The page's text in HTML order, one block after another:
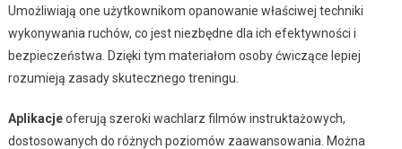
Umożliwiają one użytkownikom opanowanie właściwej techniki
wykonywania ruchów, co jest niezbędne dla ich efektywności i
bezpieczeństwa. Dzięki tym materiałom osoby ćwiczące lepiej
rozumieją zasady skutecznego treningu.
Aplikacjeoferują szeroki wachlarz filmów instruktażowych,
dostosowanych do różnych poziomów zaawansowania. Można